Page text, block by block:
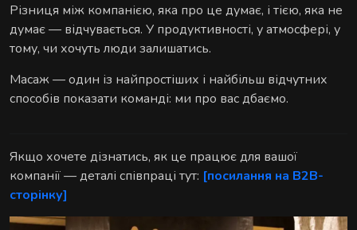
Різниця між компанією, яка про це думає, і тією, яка не
думає — відчувається. У продуктивності, у атмосфері, у
тому, чи хочуть люди залишатись.
Масаж — один із найпростіших і найбільш відчутних
способів показати команді: ми про вас дбаємо.
Якщо хочете дізнатись, як це працює для вашої
компанії — деталі співпраці тут: [посилання на B2B-
сторінку]